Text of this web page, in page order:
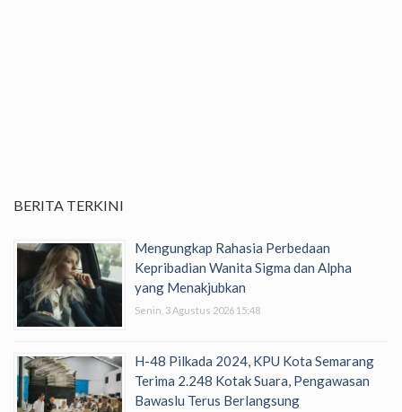
BERITA TERKINI
Mengungkap Rahasia Perbedaan
Kepribadian Wanita Sigma dan Alpha
yang Menakjubkan
Senin, 3 Agustus 2026 15:48
H-48 Pilkada 2024, KPU Kota Semarang
Terima 2.248 Kotak Suara, Pengawasan
Bawaslu Terus Berlangsung